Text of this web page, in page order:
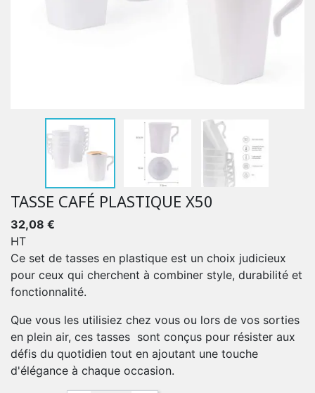
TASSE CAFÉ PLASTIQUE X50
32,08 €
HT
Ce set de tasses en plastique est un choix judicieux
pour ceux qui cherchent à combiner style, durabilité et
fonctionnalité.
Que vous les utilisiez chez vous ou lors de vos sorties
en plein air, ces tasses sont conçus pour résister aux
défis du quotidien tout en ajoutant une touche
d'élégance à chaque occasion.